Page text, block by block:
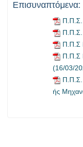
Επισυναπτόμενα:
Π.Π.Σ.
Π.Π.Σ.
Π.Π.Σ
Π.Π.Σ
(16/03/
Π.Π.Σ.
ής